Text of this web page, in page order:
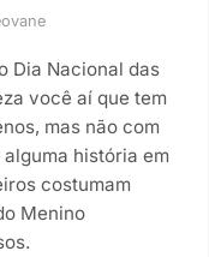
Dia Nacional das
você aí que tem
mas não com
história em
costumam
Menino